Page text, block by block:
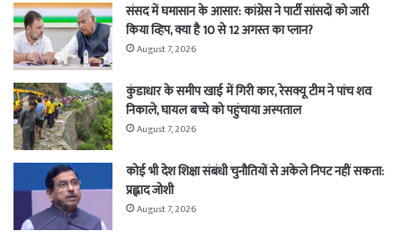
संसद में घमासान के आसार: कांग्रेस ने पार्टी सांसदों को जारी
किया व्हिप, क्या है 10 से 12 अगस्त का प्लान?
August 7, 2026
कुंडाधार के समीप खाई में गिरी कार, रेसक्यू टीम ने पांच शव
निकाले, घायल बच्चे को पहुंचाया अस्पताल
August 7, 2026
कोई भी देश शिक्षा संबंधी चुनौतियों से अकेले निपट नहीं सकता:
प्रह्लाद जोशी
August 7, 2026